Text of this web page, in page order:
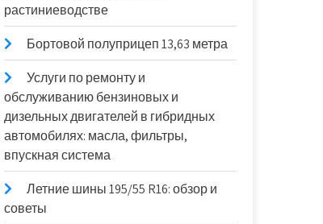
растиниеводстве
Бортовой полуприцеп 13,63 метра
Услуги по ремонту и
обслуживанию бензиновых и
дизельных двигателей в гибридных
автомобилях: масла, фильтры,
впускная система
Летние шины 195/55 R16: обзор и
советы